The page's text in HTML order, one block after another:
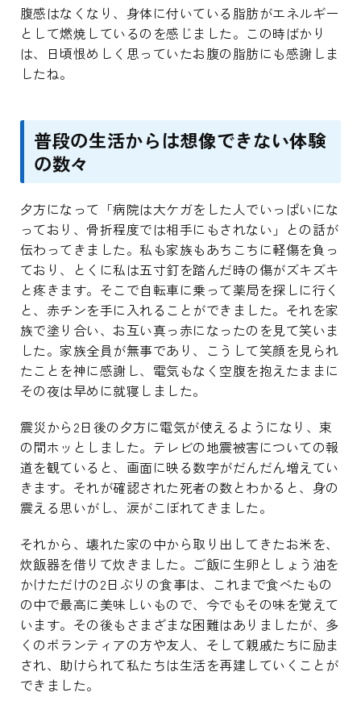
腹感はなくなり、身体に付いている脂肪がエネルギー
として燃焼しているのを感じました。この時ばかり
は、日頃恨めしく思っていたお腹の脂肪にも感謝しま
したね。
普段の生活からは想像できない体験
の数々
夕方になって「病院は大ケガをした人でいっぱいにな
っており、骨折程度では相手にもされない」との話が
伝わってきました。私も家族もあちこちに軽傷を負っ
ており、とくに私は五寸釘を踏んだ時の傷がズキズキ
と疼きます。そこで自転車に乗って薬局を探しに行く
と、赤チンを手に入れることができました。それを家
族で塗り合い、お互い真っ赤になったのを見て笑いま
した。家族全員が無事であり、こうして笑顔を見られ
たことを神に感謝し、電気もなく空腹を抱えたままに
その夜は早めに就寝しました。
震災から2日後の夕方に電気が使えるようになり、束
の間ホッとしました。テレビの地震被害についての報
道を観ていると、画面に映る数字がだんだん増えてい
きます。それが確認された死者の数とわかると、身の
震える思いがし、涙がこぼれてきました。
それから、壊れた家の中から取り出してきたお米を、
炊飯器を借りて炊きました。ご飯に生卵としょう油を
かけただけの2日ぶりの食事は、これまで食べたもの
の中で最高に美味しいもので、今でもその味を覚えて
います。その後もさまざまな困難はありましたが、多
くのボランティアの方や友人、そして親戚たちに励ま
され、助けられて私たちは生活を再建していくことが
できました。